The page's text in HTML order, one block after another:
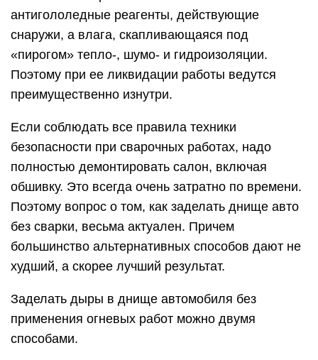
антигололедные реагенты, действующие
снаружи, а влага, скапливающаяся под
«пирогом» тепло-, шумо- и гидроизоляции.
Поэтому при ее ликвидации работы ведутся
преимущественно изнутри.
Если соблюдать все правила техники
безопасности при сварочных работах, надо
полностью демонтировать салон, включая
обшивку. Это всегда очень затратно по времени.
Поэтому вопрос о том, как заделать днище авто
без сварки, весьма актуален. Причем
большинство альтернативных способов дают не
худший, а скорее лучший результат.
Заделать дыры в днище автомобиля без
применения огневых работ можно двумя
способами.